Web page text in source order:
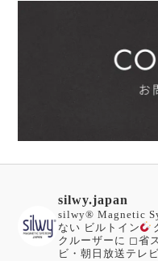
silwy.japan
silwy®︎ Magnetic
ない ビルトイン
クルーザーに ◻︎省
ビ・朝日放送テレ